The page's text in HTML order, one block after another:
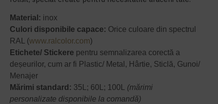
Material: inox
Culori disponibile capace: Orice culoare din spectrul
RAL (www.ralcolor.com)
Etichete/ Stickere pentru semnalizarea corectă a
deșeurilor, cum ar fi Plastic/ Metal, Hârtie, Sticlă, Gunoi/
Menajer
Mărimi standard: 35L; 60L; 100L (mărimi
personalizate disponibile la comandă)